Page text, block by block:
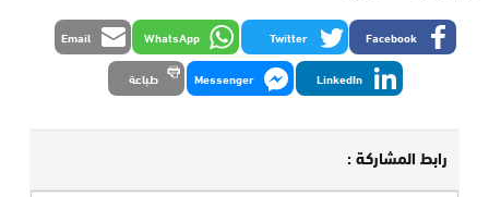
Facebook
Twitter
WhatsApp
Email
LinkedIn
Messenger طباعة
رابط المشاركة :